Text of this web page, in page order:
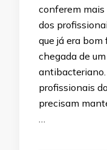
conferem
dos
que já era
chegada de
profissionais
precisam
…